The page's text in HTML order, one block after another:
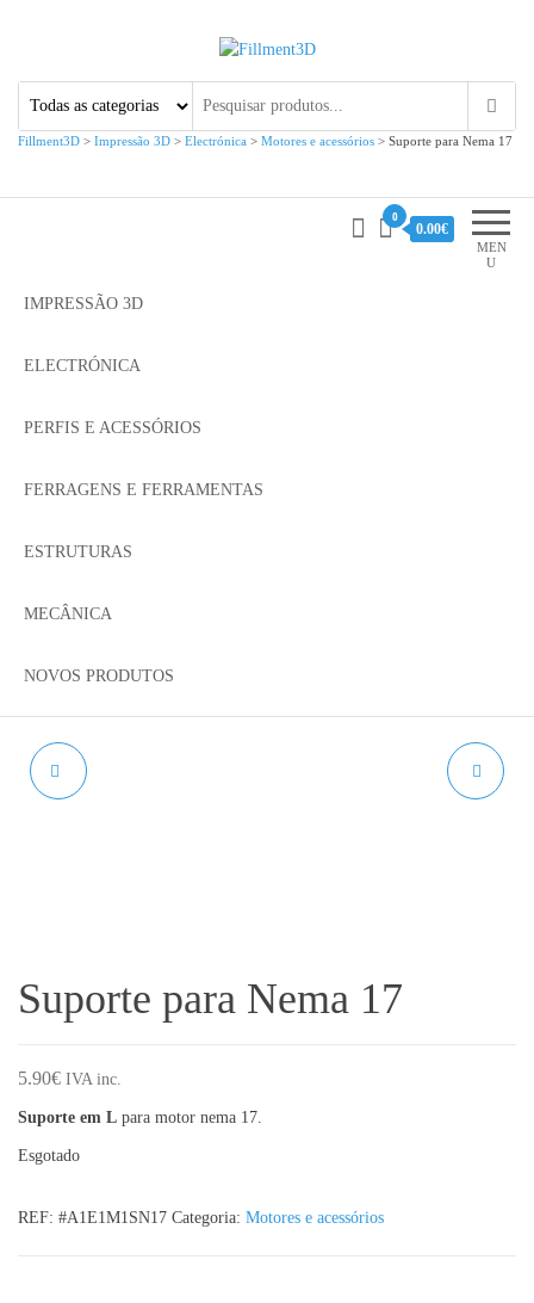
Fillment3D
Fillment3D > Impressão 3D > Electrónica > Motores e acessórios > Suporte para Nema 17
MEN
U
0
0.00€
IMPRESSÃO 3D
ELECTRÓNICA
PERFIS E ACESSÓRIOS
FERRAGENS E FERRAMENTAS
ESTRUTURAS
MECÂNICA
NOVOS PRODUTOS
Suporte para Nema 17
5.90€ IVA inc.
Suporte em L para motor nema 17.
Esgotado
REF: #A1E1M1SN17 Categoria: Motores e acessórios